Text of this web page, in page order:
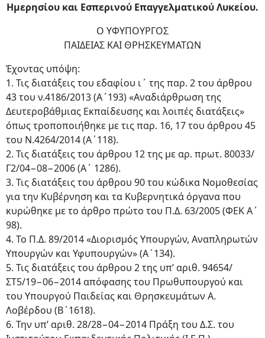
Ημερησίου και Εσπερινού Επαγγελματικού Λυκείου.
Ο ΥΦΥΠΟΥΡΓΟΣ
ΠΑΙΔΕΙΑΣ ΚΑΙ ΘΡΗΣΚΕΥΜΑΤΩΝ
Έχοντας υπόψη:
1. Τις διατάξεις του εδαφίου ι΄ της παρ. 2 του άρθρου
43 του ν.4186/2013 (Α΄193) «Αναδιάρθρωση της
Δευτεροβάθμιας Εκπαίδευσης και λοιπές διατάξεις»
όπως τροποποιήθηκε με τις παρ. 16, 17 του άρθρου 45
του Ν.4264/2014 (Α΄118).
2. Τις διατάξεις του άρθρου 12 της με αρ. πρωτ. 80033/
Γ2/04−08−2006 (Α΄ 1286).
3. Τις διατάξεις του άρθρου 90 του κώδικα Νομοθεσίας
για την Κυβέρνηση και τα Κυβερνητικά όργανα που
κυρώθηκε με το άρθρο πρώτο του Π.Δ. 63/2005 (ΦΕΚ Α΄
98).
4. Το Π.Δ. 89/2014 «Διορισμός Υπουργών, Αναπληρωτών
Υπουργών και Υφυπουργών» (Α΄134).
5. Τις διατάξεις του άρθρου 2 της υπ’ αριθ. 94654/
ΣΤ5/19−06−2014 απόφασης του Πρωθυπουργού και
του Υπουργού Παιδείας και Θρησκευμάτων Α.
Λοβέρδου (Β΄1618).
6. Την υπ’ αριθ. 28/28−04−2014 Πράξη του Δ.Σ. του